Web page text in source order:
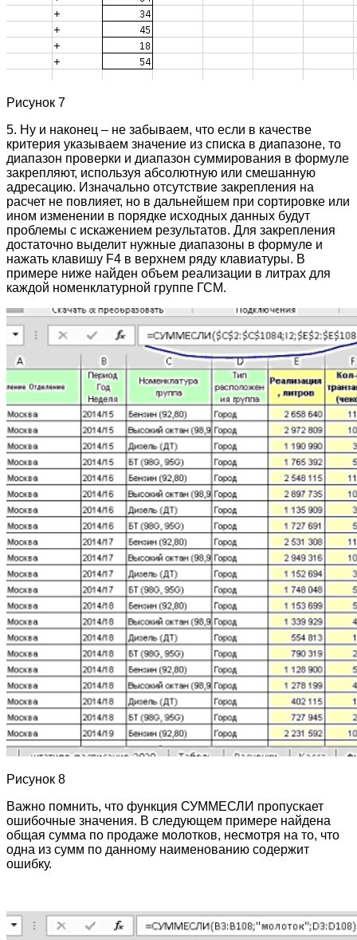
Рисунок 7
5. Ну и наконец – не забываем, что если в качестве
критерия указываем значение из списка в диапазоне, то
диапазон проверки и диапазон суммирования в формуле
закрепляют, используя абсолютную или смешанную
адресацию. Изначально отсутствие закрепления на
расчет не повлияет, но в дальнейшем при сортировке или
ином изменении в порядке исходных данных будут
проблемы с искажением результатов. Для закрепления
достаточно выделит нужные диапазоны в формуле и
нажать клавишу F4 в верхнем ряду клавиатуры. В
примере ниже найден объем реализации в литрах для
каждой номенклатурной группе ГСМ.
Рисунок 8
Важно помнить, что функция СУММЕСЛИ пропускает
ошибочные значения. В следующем примере найдена
общая сумма по продаже молотков, несмотря на то, что
одна из сумм по данному наименованию содержит
ошибку.